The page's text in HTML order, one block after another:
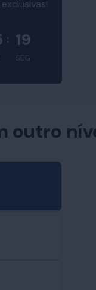
: 18
SEG
outro